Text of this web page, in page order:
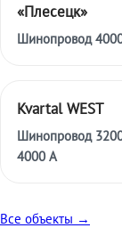
«Плесецк»
Шинопровод
Kvartal WEST
Шинопровод
4000 А
Все объекты →